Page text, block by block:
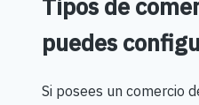
Tipos de
puedes
Si posees un comercio